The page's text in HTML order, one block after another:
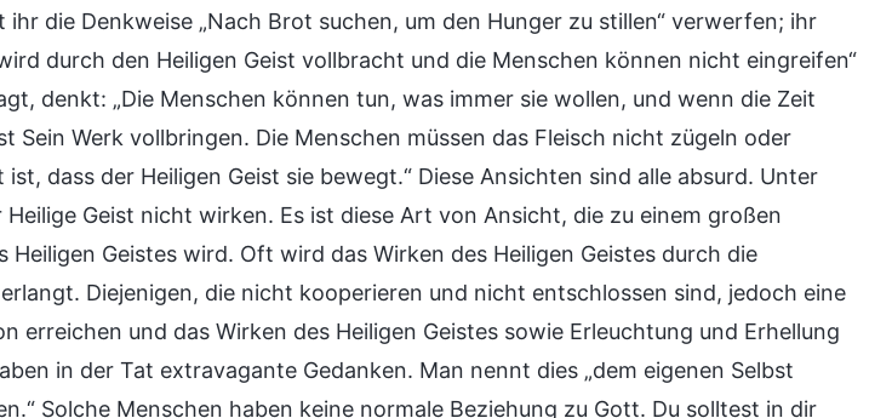
die Denkweise „Nach Brot suchen, um den Hunger zu stillen“ verwerfen; ihr
durch den Heiligen Geist vollbracht und die Menschen können nicht eingreifen“
denkt: „Die Menschen können tun, was immer sie wollen, und wenn die Zeit
Sein Werk vollbringen. Die Menschen müssen das Fleisch nicht zügeln oder
dass der Heiligen Geist sie bewegt.“ Diese Ansichten sind alle absurd. Unter
Geist nicht wirken. Es ist diese Art von Ansicht, die zu einem großen
Heiligen Geistes wird. Oft wird das Wirken des Heiligen Geistes durch die
Diejenigen, die nicht kooperieren und nicht entschlossen sind, jedoch eine
erreichen und das Wirken des Heiligen Geistes sowie Erleuchtung und Erhellung
in der Tat extravagante Gedanken. Man nennt dies „dem eigenen Selbst
Solche Menschen haben keine normale Beziehung zu Gott. Du solltest in dir